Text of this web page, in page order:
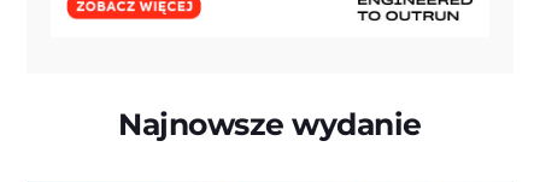
Najnowsze wydanie